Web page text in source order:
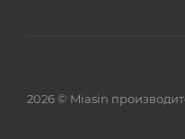
2026 © Miasin